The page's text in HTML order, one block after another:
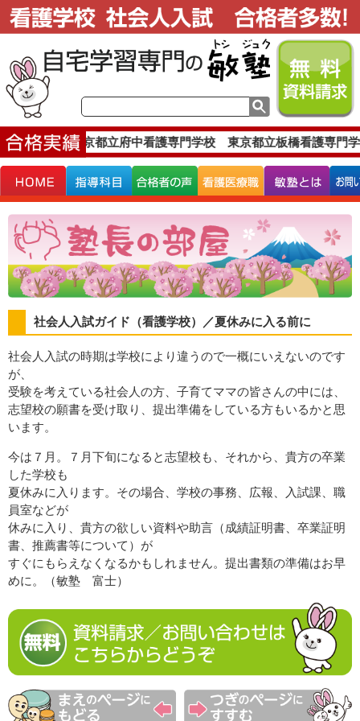
績です。東京都立府中看護専門学校 東京都立板橋看護専門
社会人入試ガイド（看護学校）／夏休みに入る前に
社会人入試の時期は学校により違うので一概にいえないのです
が、
受験を考えている社会人の方、子育てママの皆さんの中には、
志望校の願書を受け取り、提出準備をしている方もいるかと思
います。
今は７月。７月下旬になると志望校も、それから、貴方の卒業
した学校も
夏休みに入ります。その場合、学校の事務、広報、入試課、職
員室などが
休みに入り、貴方の欲しい資料や助言（成績証明書、卒業証明
書、推薦書等について）が
すぐにもらえなくなるかもしれません。提出書類の準備はお早
めに。（敏塾 富士）